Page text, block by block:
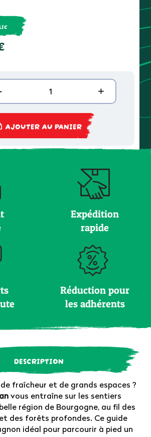
+
AJOUTER AU PANIER
Expédition
rapide
Réduction pour
les adhérents
DESCRIPTION
fraîcheur et de grands espaces ?
vous entraîne sur les sentiers
région de Bourgogne, au fil des
des forêts profondes. Ce guide
idéal pour parcourir à pied un